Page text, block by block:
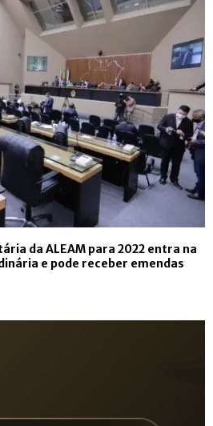
da ALEAM para 2022 entra na
e pode receber emendas